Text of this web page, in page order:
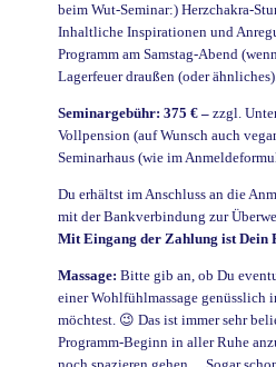
beim Wut-Seminar:) Herzchakra-
Inhaltliche Inspirationen und
Programm am Samstag-Abend
Lagerfeuer draußen (oder
Seminargebühr: 375 € – zzgl.
Vollpension (auf Wunsch auch
Seminarhaus (wie im
Du erhältst im Anschluss an die
mit der Bankverbindung zur
Mit Eingang der Zahlung ist Dein
Massage: Bitte gib an, ob Du
einer Wohlfühlmassage genüsslich
möchtest. 😉 Das ist immer sehr
Programm-Beginn in aller Ruhe